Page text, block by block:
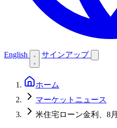
English サインアップ
ホーム
マーケットニュース
米住宅ローン金利、8